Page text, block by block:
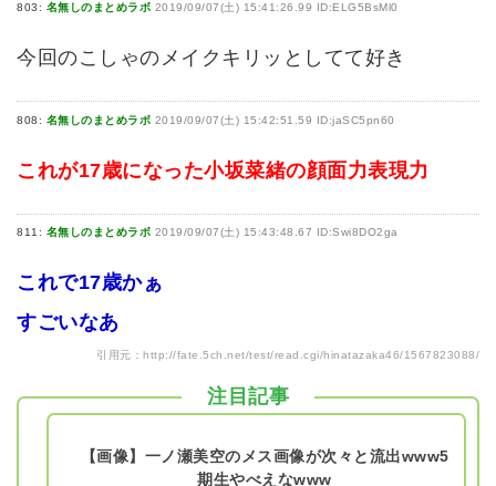
803: 名無しのまとめラボ 2019/09/07(土) 15:41:26.99 ID:ELG5BsMl0
今回のこしゃのメイクキリッとしてて好き
808: 名無しのまとめラボ 2019/09/07(土) 15:42:51.59 ID:jaSC5pn60
これが17歳になった小坂菜緒の顔面力表現力
811: 名無しのまとめラボ 2019/09/07(土) 15:43:48.67 ID:Swi8DO2ga
これで17歳かぁ
すごいなあ
引用元： http://fate.5ch.net/test/read.cgi/hinatazaka46/1567823088/
注目記事
【画像】一ノ瀬美空のメス画像が次々と流出www5
期生やべえなwww